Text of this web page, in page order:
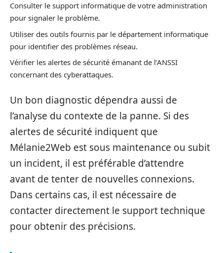
Consulter le support informatique de votre administration
pour signaler le problème.
Utiliser des outils fournis par le département informatique
pour identifier des problèmes réseau.
Vérifier les alertes de sécurité émanant de l’ANSSI
concernant des cyberattaques.
Un bon diagnostic dépendra aussi de
l’analyse du contexte de la panne. Si des
alertes de sécurité indiquent que
Mélanie2Web est sous maintenance ou subit
un incident, il est préférable d’attendre
avant de tenter de nouvelles connexions.
Dans certains cas, il est nécessaire de
contacter directement le support technique
pour obtenir des précisions.